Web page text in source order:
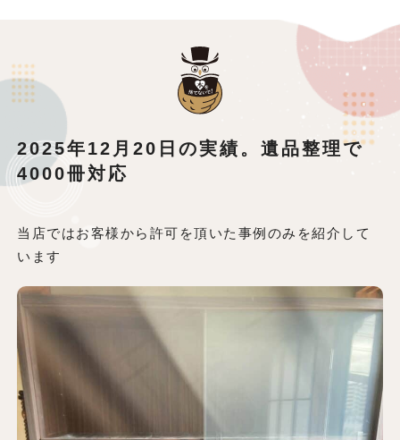
2025年12月20日の実績。遺品整理で
4000冊対応
当店ではお客様から許可を頂いた事例のみを紹介して
います